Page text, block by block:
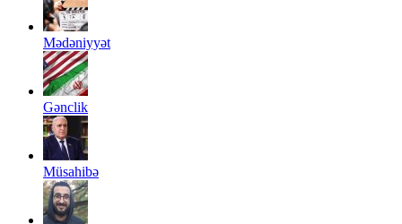
Mədəniyyət
Gənclik
Müsahibə